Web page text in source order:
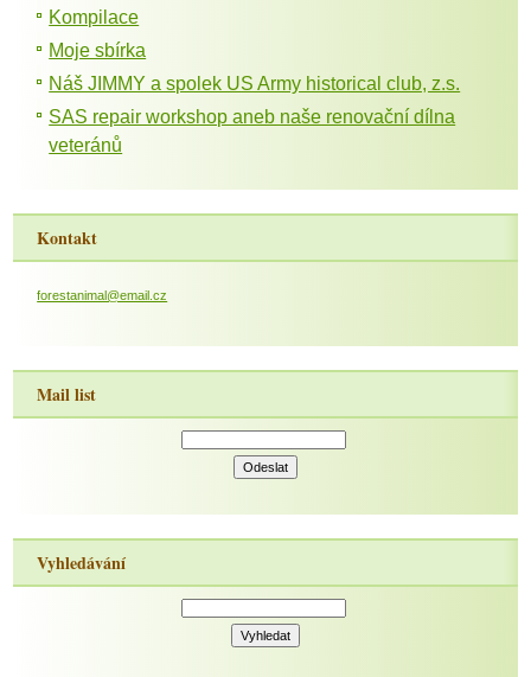
Kompilace
Moje sbírka
Náš JIMMY a spolek US Army historical club, z.s.
SAS repair workshop aneb naše renovační dílna
veteránů
Kontakt
forestanimal@email.cz
Mail list
Vyhledávání